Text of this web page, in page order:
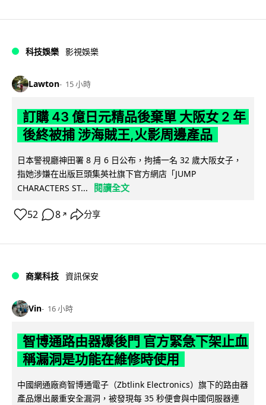
科技娛樂 影視娛樂
Lawton 15 小時
訂購 43 億日元精品後棄單 大阪女 2 年
後終被捕 涉海賊王,火影周邊產品
日本警視廳神田署 8 月 6 日公布，拘捕一名 32 歲大阪女子，
指她涉嫌在出版巨頭集英社旗下官方網店「JUMP
CHARACTERS ST...
閱讀全文
52 8 ↗ 分享
商業科技 資訊保安
Vin 16 小時
智博通路由器爆後門 官方緊急下架止血
稱漏洞是功能在維修時使用
中國網通廠商智博通電子（Zbtlink Electronics）旗下的路由器
產品爆出嚴重安全漏洞，被發現每 35 秒便會與中國伺服器連